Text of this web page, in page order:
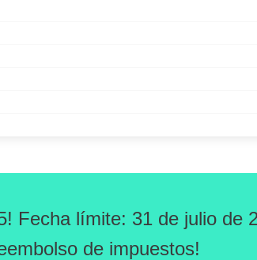
Fecha límite: 31 de julio
de impuestos!